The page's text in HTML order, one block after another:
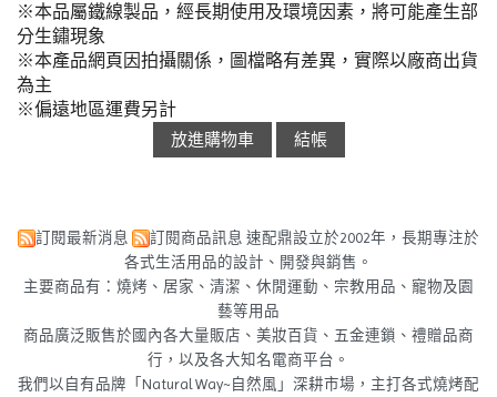
※本品屬鐵線製品，經長期使用及環境因素，將可能產生部
分生鏽現象
※本產品網頁因拍攝關係，圖檔略有差異，實際以廠商出貨
為主
※偏遠地區運費另計
訂閱最新消息 訂閱商品訊息 速配鼎設立於2002年，長期專注於
各式生活用品的設計、開發與銷售。
主要商品有：燒烤、居家、清潔、休閒運動、宗教用品、寵物及園
藝等用品
商品廣泛販售於國內各大量販店、美妝百貨、五金連鎖、禮贈品商
行，以及各大知名電商平台。
我們以自有品牌「Natural Way~自然風」深耕市場，主打各式燒烤配